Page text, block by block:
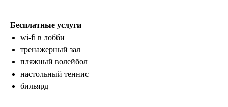
Бесплатные услуги
wi-fi в лобби
тренажерный зал
пляжный волейбол
настольный теннис
бильярд